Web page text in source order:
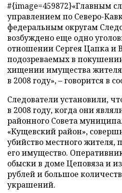
#{image=459872}«Главным
управлением по Северо-
федеральным округам
возбуждено еще одно
отношении Сергея Цапка и
подозреваемых в
хищении имущества
в 2008 году»,–говорится в
Следователи установили,
в 2008 году, когда они
районного Совета
«Кущевский район»,
убийство местного жителя,
его имущество.
обыски в доме Цеповяза и
рублей и большое
украшений.